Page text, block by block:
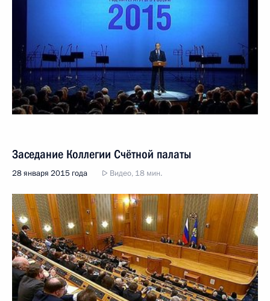
Заседание Коллегии Счётной палаты
28 января 2015 года Видео, 18 мин.